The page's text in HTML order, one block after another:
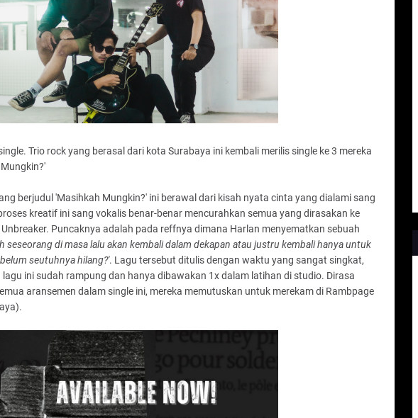
Trio rock yang berasal dari kota Surabaya ini kembali merilis single ke 3 mereka
berjudul 'Masihkah Mungkin?' ini berawal dari kisah nyata cinta yang dialami sang
kreatif ini sang vokalis benar-benar mencurahkan semua yang dirasakan ke
Puncaknya adalah pada reffnya dimana Harlan menyematkan sebuah
seseorang di masa lalu akan kembali dalam dekapan atau justru kembali hanya untuk
seutuhnya hilang?'. Lagu tersebut ditulis dengan waktu yang sangat singkat,
ini sudah rampung dan hanya dibawakan 1x dalam latihan di studio. Dirasa
aransemen dalam single ini, mereka memutuskan untuk merekam di Rambpage